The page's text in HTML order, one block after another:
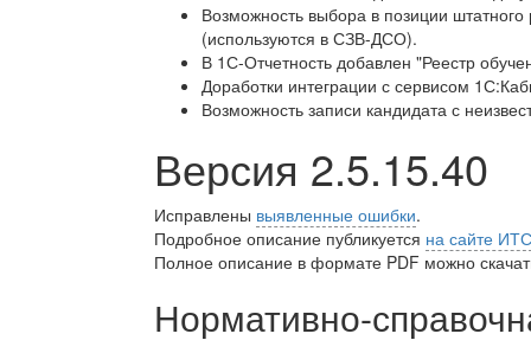
Возможность выбора в позиции
(используются в СЗВ-ДСО).
В 1С-Отчетность добавлен "Реестр
Доработки интеграции с сервисом
Возможность записи кандидата с
Версия 2.5.15.40
Исправлены выявленные ошибки.
Подробное описание публикуется на сайте ИТС
Полное описание в формате PDF можно
Нормативно-